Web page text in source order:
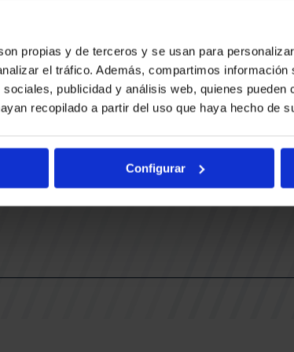
propias y de terceros y se usan para
el tráfico. Además, compartimos información
publicidad y análisis web, quienes pueden
recopilado a partir del uso que haya hecho de
Configurar
BAKH
FUNDACIÓN
01013 Vitoria-Gasteiz